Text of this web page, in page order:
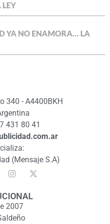
LEY
YA NO ENAMORA… LA
340 - A4400BKH
431 80 41
(Mensaje S.A)
2007